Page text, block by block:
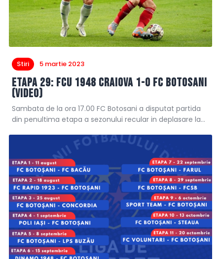
Stiri 5 martie 2023
Etapa 29: FCU 1948 Craiova 1-0 FC Botosani
(video)
Sambata de la ora 17.00 FC Botosani a disputat partida
din penultima etapa a sezonului recular in deplasare la…